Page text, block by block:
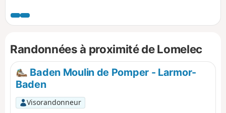
saintannoise, parmi les landes, la saulaie,
une mosaïque de chênaies-saulaie, de
amphibiens, reptiles et oiseaux que vous
pourrez observer au détour d'un circuit
réalisé de copaux de bois et de passerelles.
Un petit coin de paradis, idéal pour une
balade familiale.
Randonnées à proximité de Lomelec
Baden Moulin de Pomper - Larmor-
Baden
Visorandonneur